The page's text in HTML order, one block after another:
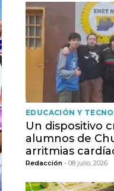
EDUCACIÓN Y
Un dispositivo
alumnos de
arritmias
Redacción - 08 julio, 2026